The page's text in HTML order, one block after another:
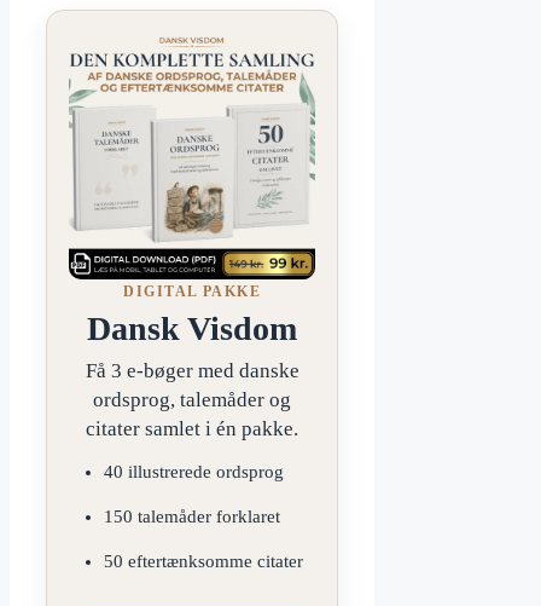
DIGITAL PAKKE
Dansk Visdom
Få 3 e-bøger med danske
ordsprog, talemåder og
citater samlet i én pakke.
40 illustrerede ordsprog
150 talemåder forklaret
50 eftertænksomme citater